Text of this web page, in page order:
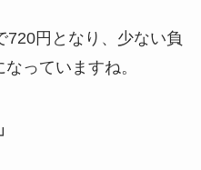
720円 となり、少ない負
っていますね。